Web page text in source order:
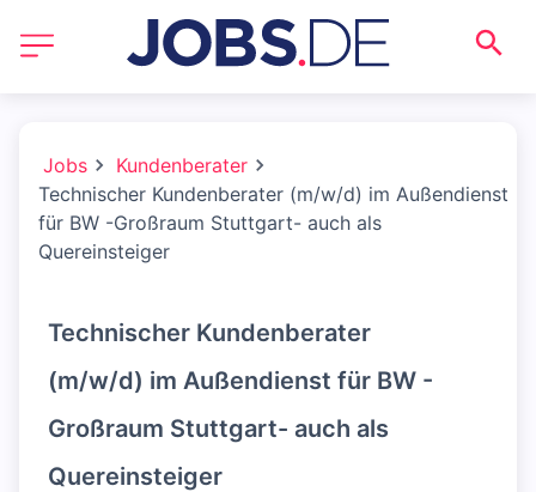
Jobs
Kundenberater
Technischer Kundenberater (m/w/d) im Außendienst
für BW -Großraum Stuttgart- auch als
Quereinsteiger
Technischer Kundenberater
(m/w/d) im Außendienst für BW -
Großraum Stuttgart- auch als
Quereinsteiger